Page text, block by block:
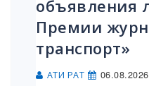
объявления
Премии
транспорт»
АТИ РАТ 06.08.2026